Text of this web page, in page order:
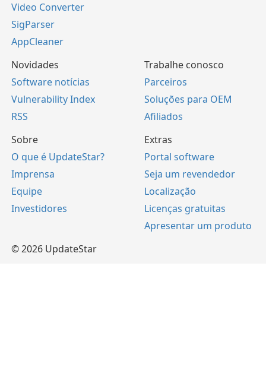
Video Converter
SigParser
AppCleaner
Novidades
Software notícias
Vulnerability Index
RSS
Trabalhe conosco
Parceiros
Soluções para OEM
Afiliados
Sobre
O que é UpdateStar?
Imprensa
Equipe
Investidores
Extras
Portal software
Seja um revendedor
Localização
Licenças gratuitas
Apresentar um produto
© 2026 UpdateStar